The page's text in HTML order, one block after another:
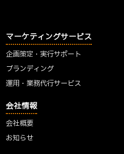
マーケティングサービス
企画策定・実行サポート
ブランディング
運用・業務代行サービス
会社情報
会社概要
お知らせ